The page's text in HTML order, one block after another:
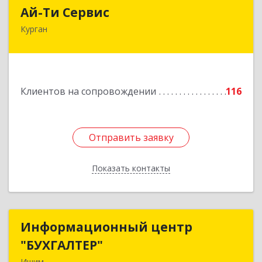
Ай-Ти Сервис
Курган
Клиентов на сопровождении 116
Отправить заявку
Показать контакты
Отправить заявку
Назад
Информационный центр
"БУХГАЛТЕР"
Информационный центр